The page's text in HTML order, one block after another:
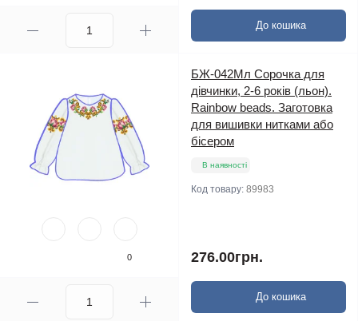
До кошика
0
БЖ-042Мл Сорочка для
дівчинки, 2-6 років (льон).
Rainbow beads. Заготовка
для вишивки нитками або
бісером
В наявності
Код товару: 89983
276.00грн.
До кошика